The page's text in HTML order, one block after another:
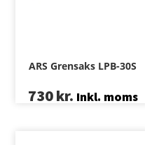
ARS Grensaks LPB-30S
730kr. Inkl. moms